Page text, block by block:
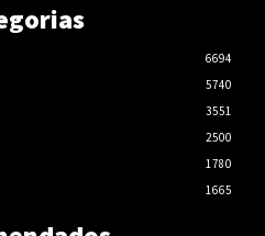
6694
5740
3551
2500
1780
1665